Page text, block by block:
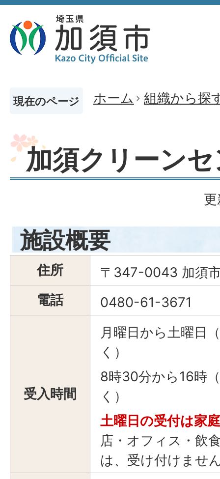
現在のページ ホーム 組織から探
加須クリーン
施設概要
住所
〒347-0043 加須
電話
0480-61-3671
受入時間
月曜日から土曜日
く）
8時30分から16時
く）
土曜日の受付は家
店・オフィス・飲
は、受け付けませ